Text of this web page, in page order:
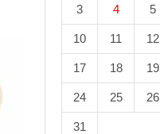
3 4 5
10 11 12
17 18 19
24 25 26
31